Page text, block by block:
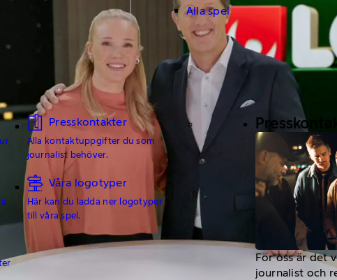
Alla spel
Presskontakter
Alla kontaktuppgifter du som
journalist behöver.
Våra logotyper
Här kan du ladda ner logotyper
till våra spel.
Presskontakt
För oss är det
journalist och